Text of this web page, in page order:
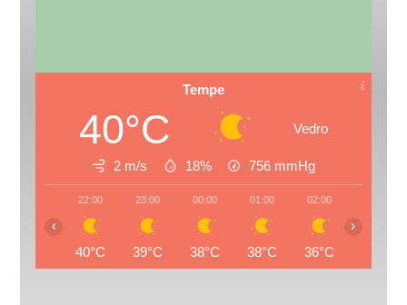
Tempe
40°C Vedro
2 m/s 18% 756 mmHg
22:00
40°C
23:00
39°C
00:00
38°C
01:00
38°C
02:00
36°C
‹ ›